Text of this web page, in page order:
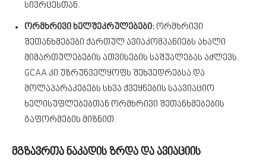
სივრცესთან.
ორმხრივი ხელშეკრულებები: ორმხრივი
შეთანხმებები ქართულ ავიაკომპანიებს ახალი
მიმართულებების ათვისების საშუალებას აძლევს.
GCAA კი უზრუნველყოფს შეხვედრებსა და
მოლაპარაკებებს სხვა ქვეყნების საავიაციო
ხელისუფლებებთან ორმხრივი შეთანხმებების
გაფორმების მიზნით.
მგზავრთა ნაკადის ზრდა და ავიაციის